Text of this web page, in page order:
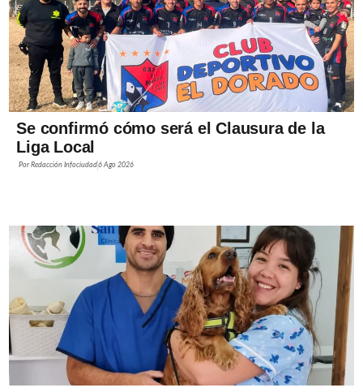
Se confirmó cómo será el Clausura de la
Liga Local
PorRedacción Infociudad6 Ago 2026